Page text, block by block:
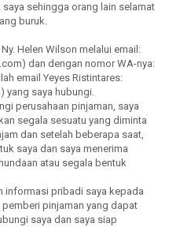
sehingga orang lain selamat
buruk.
Helen Wilson melalui email:
dan dengan nomor WA-nya:
email Yeyes Ristintares:
yang saya hubungi.
perusahaan pinjaman, saya
segala sesuatu yang diminta
dan setelah beberapa saat,
saya dan saya menerima
atau segala bentuk
informasi pribadi saya kepada
pinjaman yang dapat
saya dan saya siap